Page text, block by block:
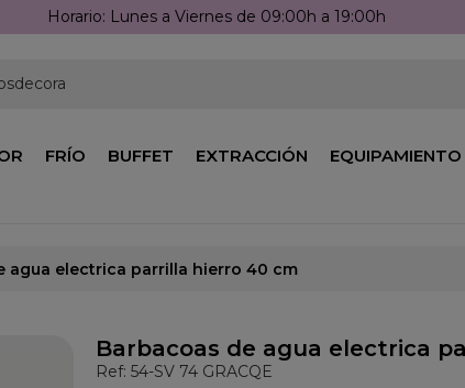
Horario: Lunes a Viernes de 09:00h a 19:00h
FRÍO BUFFET EXTRACCIÓN EQUIPAMIENTO
agua electrica parrilla hierro 40 cm
Barbacoas de agua electrica
Ref: 54-SV 74 GRACQE